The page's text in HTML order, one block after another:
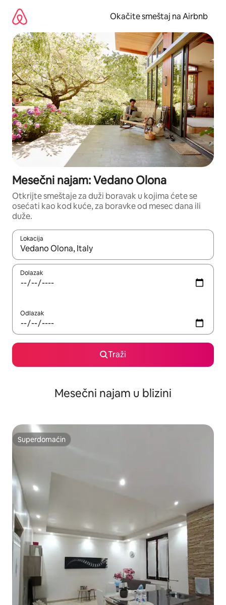
sadržaj
Okačite smeštaj na Airbnb
Mesečni najam: Vedano Olona
Otkrijte smeštaje za duži boravak u kojima ćete se
osećati kao kod kuće, za boravke od mesec dana ili
duže.
Lokacija
Kad su rezultati dostupni, možete da se krećete kroz njih
Dolazak
Odlazak
Traži
Mesečni najam u blizini
Superdomaćin
Superdomaćin